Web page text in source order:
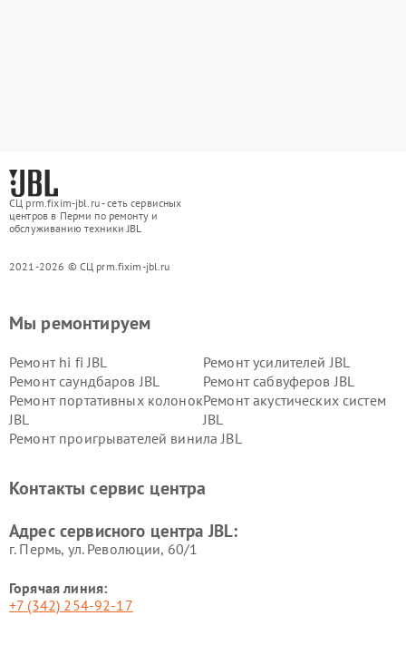
СЦ prm.fixim-jbl.ru - сеть сервисных
центров в Перми по ремонту и
обслуживанию техники JBL
2021-2026 © СЦ prm.fixim-jbl.ru
Мы ремонтируем
Ремонт hi fi JBL
Ремонт усилителей JBL
Ремонт саундбаров JBL
Ремонт сабвуферов JBL
Ремонт портативных колонок
JBL
Ремонт акустических систем
JBL
Ремонт проигрывателей винила JBL
Контакты сервис центра
Адрес сервисного центра JBL:
г. Пермь, ул. ​Революции, 60/1
Горячая линия:
+7 (342) 254-92-17